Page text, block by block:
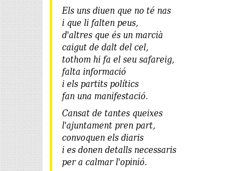
Els uns diuen que no té nas
i que li falten peus,
d'altres que és un marcià
caigut de dalt del cel,
tothom hi fa el seu safareig,
falta informació
i els partits polítics
fan una manifestació.
Cansat de tantes queixes
l'ajuntament pren part,
convoquen els diaris
i es donen detalls necessaris
per a calmar l'opinió.